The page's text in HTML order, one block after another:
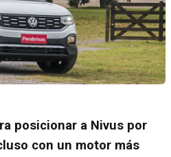
posicionar a Nivus por
con un motor más